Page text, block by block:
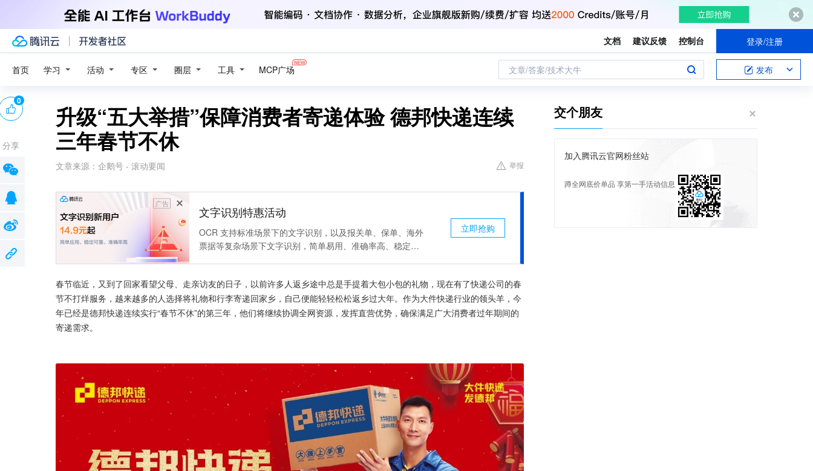
文档 建议反馈 控制台 登录/注册
首页 学习 活动 专区 圈层 工具 MCP广场 文章/答案/技术大牛 发布
升级“五大举措”保障消费者寄递体验 德邦快递连续
三年春节不休
文章来源： 企鹅号 - 滚动要闻 举报
广告
文字识别特惠活动
OCR 支持标准场景下的文字识别，以及报关单、保单、海外
票据等复杂场景下文字识别，简单易用、准确率高、稳定可
立即抢购
春节临近，又到了回家看望父母、走亲访友的日子，以前许多人返乡途中总是手提着大包小包的礼物，现在有了快递公司的春
节不打烊服务，越来越多的人选择将礼物和行李寄递回家乡，自己便能轻轻松松返乡过大年。作为大件快递行业的领头羊，今
年已经是德邦快递连续实行“春节不休”的第三年，他们将继续协调全网资源，发挥直营优势，确保满足广大消费者过年期间的
寄递需求。
0
分享
交个朋友
加入腾讯云官网粉丝站
蹲全网底价单品 享第一手活动信息